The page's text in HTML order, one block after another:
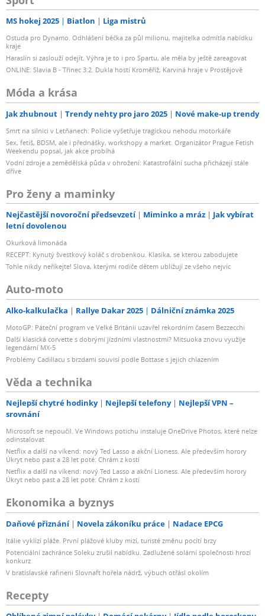
MS hokej 2025 Biatlon Liga mistrů
Ostuda pro Dynamo. Odhlášení béčka za půl milionu, majitelka odmítla nabídku
kraje
Haraslín si zaslouží odejít. Výhra je to i pro Spartu, ale měla by ještě zareagovat
ONLINE: Slavia B - Třinec 3:2. Dukla hostí Kroměříž, Karviná hraje v Prostějově
Móda a krása
Jak zhubnout Trendy nehty pro jaro 2025 Nové make-up trendy
Smrt na silnici v Letňanech: Policie vyšetřuje tragickou nehodu motorkáře
Sex, fetiš, BDSM, ale i přednášky, workshopy a market. Organizátor Prague Fetish
Weekendu popsal, jak akce probíhá
Vodní zdroje a zemědělská půda v ohrožení: Katastrofální sucha přicházejí stále
dříve
Pro ženy a maminky
Nejčastější novoroční předsevzetí Miminko a mráz
Jak vybírat
letní dovolenou
Okurková limonáda
RECEPT: Kynutý švestkový koláč s drobenkou. Klasika, se kterou zabodujete
Tohle nikdy neříkejte! Slova, kterými rodiče dětem ubližují ze všeho nejvíc
Auto-moto
Alko-kalkulačka Rallye Dakar 2025 Dálniční známka 2025
MotoGP: Páteční program ve Velké Británii uzavřel rekordním časem Bezzecchi
Další klasická corvette s dobrými jízdními vlastnostmi? Mitsuoka znovu využije
legendární MX-5
Problémy Cadillacu s brzdami souvisí podle Bottase s jejich chlazením
Věda a technika
Nejlepší chytré hodinky Nejlepší telefony
Nejlepší VPN –
srovnání
Microsoft se nepoučil. Ve Windows potichu instaluje OneDrive Photos, které nelze
odinstalovat
Netflix a další na víkend: nový Ted Lasso a akční Lioness. Ale především horory
Úkryt nebo past a 28 let poté: Chrám z kostí
Netflix a další na víkend: nový Ted Lasso a akční Lioness. Ale především horory
Úkryt nebo past a 28 let poté: Chrám z kostí
Ekonomika a byznys
Daňové přiznání Novela zákoníku práce Nadace EPCG
Itálie vyklízí pláže. První plážové kluby mizí, turisté změnu pocítí brzy
Potenciální zachránce Soleku zrušil nabídku. Zadlužené solární společnosti hrozí
konkurz
V bratislavské rafinerii Slovnaft hořela nádrž, výbuch otřásl okolím
Recepty